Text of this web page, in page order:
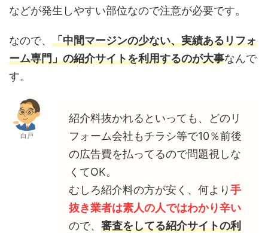
などが発生しやすい部位なので注意が必要です。
なので、 「中間マージンの少ない、実績あるリフォ
ーム専門」の紹介サイトを利用するのが大事なんで
す。
白戸
紹介料抜かれるといっても、どのリ
フォーム会社もチラシ等で10％前後
の広告費を払ってるので問題視しな
くてOK。
むしろ紹介料の方が安く、何より手
抜き業者は素人の人ではわかり辛い
ので、 審査をしてる紹介サイトの利